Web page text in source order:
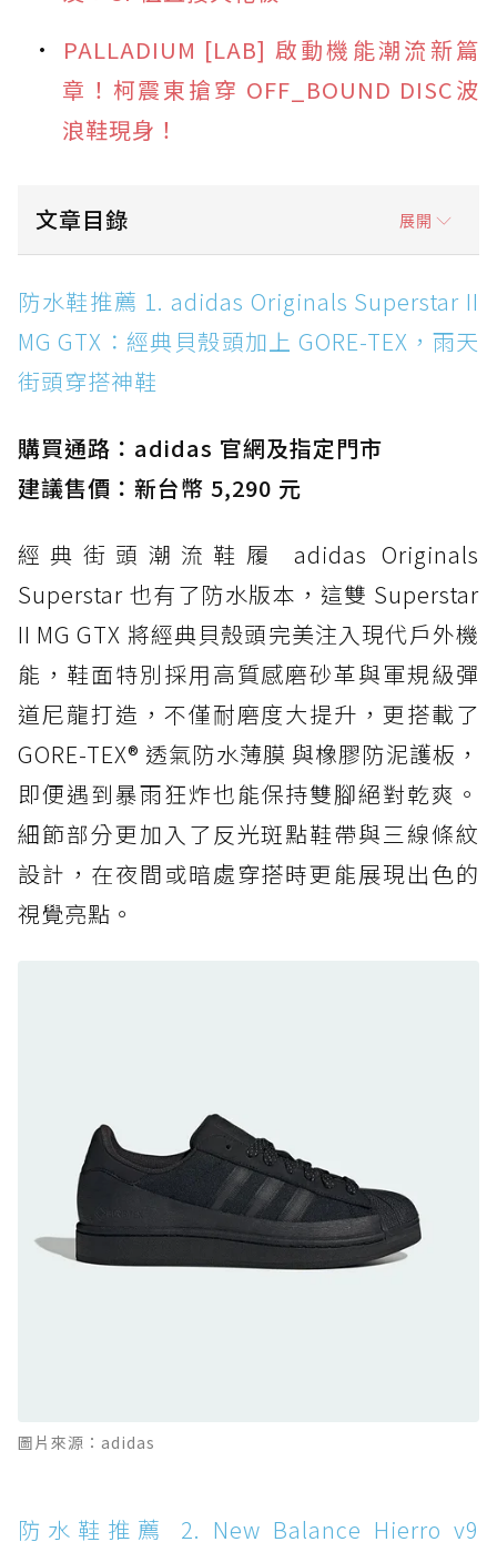
PALLADIUM [LAB] 啟動機能潮流新篇
章！柯震東搶穿 OFF_BOUND DISC波
浪鞋現身！
文章目錄 展開
防水鞋推薦 1. adidas Originals Superstar II
MG GTX：經典貝殼頭加上 GORE-TEX，雨天街
頭穿搭神鞋
防水鞋推薦 2. New Balance Hierro v9 GORE-
防水鞋推薦 3. Nike Dunk Low GORE-TEX：
經典 Dunk 輪廓加上防水科技，雨天穿搭帥度不
打折
防水鞋推薦 4. ASICS TRABUCO 14 GTX：搭
載 GORE-TEX 隱形貼合科技，全方位防水神鞋
防水鞋推薦 5. Salomon XT-6 GORE-TEX：潮
人必備山系鞋王！防滑、防水與街頭顏值一次攻
頂
防水鞋推薦 6. HOKA Stinson Evo GTX：越野
復刻厚底，GORE-TEX 防水與增高神器一次滿
黃靴同級頂級防水，輕量化工裝健走鞋雨天必備
防水鞋推薦 7. Timberland Motion Access：
黃靴同級頂級防水，輕量化工裝健走鞋雨天必備
防水鞋推薦 10. PUMA Voyage NITRO™ 4
GORE-TEX：氮氣中底注入，回彈與防滑兼具的
全天候越野跑鞋
防水鞋推薦 11. On Cloudhorizon 2 WP：腳
感軟彈、搭載 Missiongrip™ 的防水輕越野鞋
Boot：馬汀首款雨靴登場，經典八孔加上全防
防水鞋推薦 14. SKECHERS BADGER
防水鞋推薦 1. adidas Originals Superstar II
MG GTX：經典貝殼頭加上 GORE-TEX，雨天
街頭穿搭神鞋
購買通路：adidas 官網及指定門市
建議售價：新台幣 5,290 元
經典街頭潮流鞋履 adidas Originals
Superstar 也有了防水版本，這雙 Superstar
II MG GTX 將經典貝殼頭完美注入現代戶外機
能，鞋面特別採用高質感磨砂革與軍規級彈
道尼龍打造，不僅耐磨度大提升，更搭載了
GORE-TEX® 透氣防水薄膜 與橡膠防泥護板，
即便遇到暴雨狂炸也能保持雙腳絕對乾爽。
細節部分更加入了反光斑點鞋帶與三線條紋
設計，在夜間或暗處穿搭時更能展現出色的
視覺亮點。
圖片來源：adidas
防水鞋推薦 2. New Balance Hierro v9